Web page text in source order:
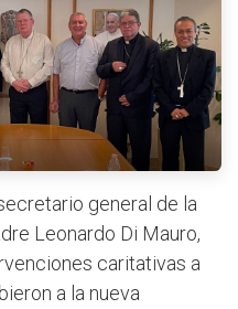
general de la
Leonardo Di Mauro,
caritativas a
a la nueva